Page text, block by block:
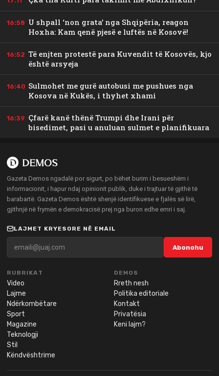
16:58 U shpall ‘non grata’ nga Shqipëria, reagon
Hoxha: Kam qenë pjesë e luftës në Kosovë!
16:52 Të enjten protestë para Kuvendit të Kosovës, kjo
është arsyeja
16:40 Sulmohet me gurë autobusi me pushues nga
Kosova në Kukës, i thyhet xhami
16:39 Çfarë kanë thënë Trumpi dhe Irani për
bisedimet, pasi u anuluan sulmet e planifikuara
Gazeta Demos ngadalë por sigurt, po bëhet burim i besueshëm i
informacionit, i hapur ndaj opinionit publik, duke i trajtuar të gjithë të
barabartë. Gazeta Demos është shenjë identifikuese e fjalës së lirë,
gjithnjë në frymën e demokracisë prej nga buron edhe emri i saj.
LAJMET KRYESORE NË EMAIL
Abonohu
RUBRIKAT
Video
Lajme
Ndërkombëtare
Sport
Magazine
Teknologji
Stil
Këndvështrime
DEMOS
Rreth nesh
Politika editoriale
Kontakt
Privatësia
Keni lajm?